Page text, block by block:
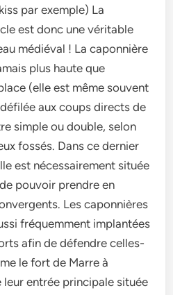
par exemple) La
est donc une véritable
médiéval ! La caponnière
plus haute que
(elle est même souvent
aux coups directs de
simple ou double, selon
fossés. Dans ce dernier
est nécessairement située
pouvoir prendre en
Les caponnières
fréquemment implantées
afin de défendre celles-
le fort de Marre à
entrée principale située